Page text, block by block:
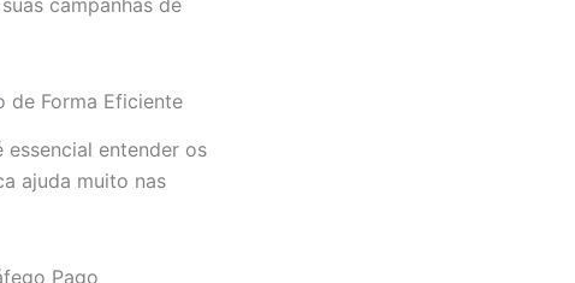
de Forma Eficiente
entender os
ajuda muito nas
Pago